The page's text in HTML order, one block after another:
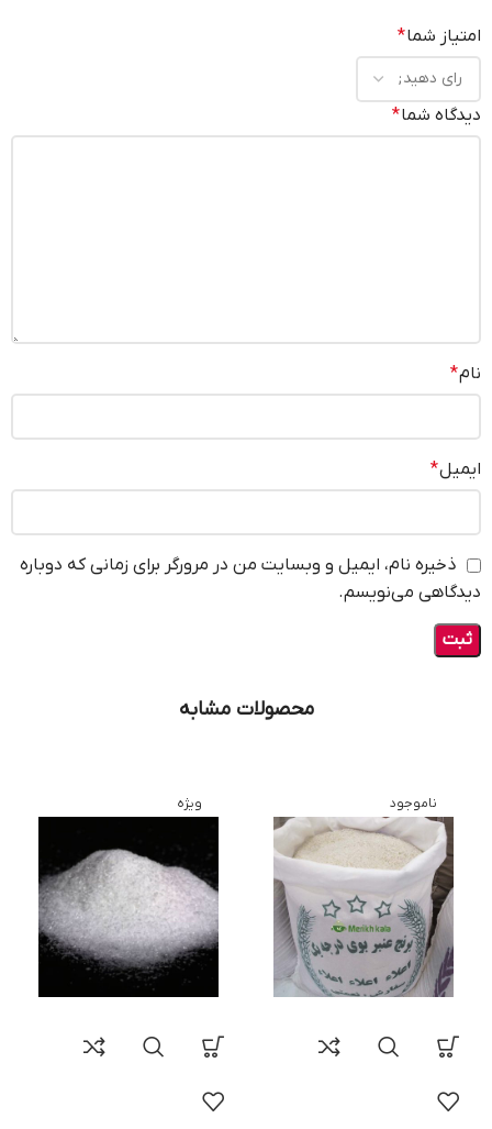
امتیاز شما*
دیدگاه شما*
نام*
ایمیل*
ذخیره نام، ایمیل و وبسایت من در مرورگر برای زمانی که دوباره
دیدگاهی می‌نویسم.
محصولات مشابه
ناموجود ویژه